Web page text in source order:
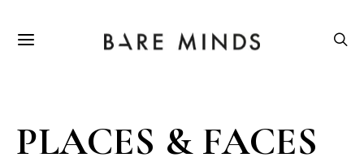
PLACES & FACES